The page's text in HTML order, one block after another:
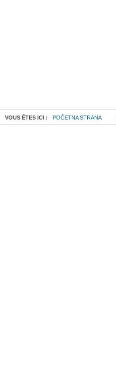
VOUS ÊTES ICI : POČETNA STRANA